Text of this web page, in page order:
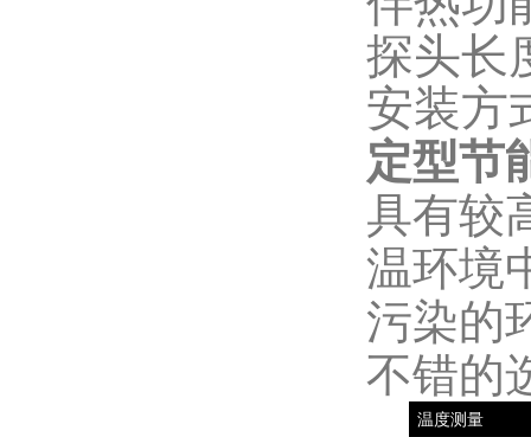
探头长
安装方
定型节
具有较
温环境
污染的
不错的
温度测量